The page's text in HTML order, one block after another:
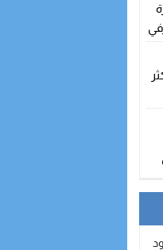
لتطوير الممارسة الكروية بجهة